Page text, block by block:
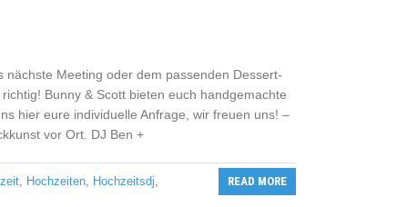
Meeting oder dem passenden Dessert-
Bunny & Scott bieten euch handgemachte
hier eure individuelle Anfrage, wir freuen uns! –
vor Ort. DJ Ben +
, Hochzeiten, Hochzeitsdj,
READ MORE